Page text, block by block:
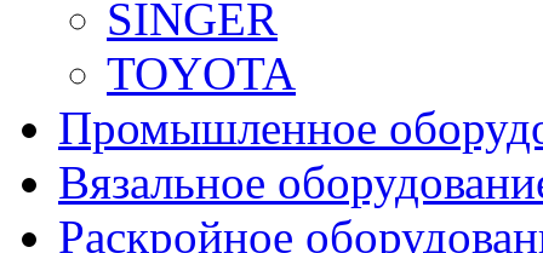
SINGER
TOYOTA
Промышленное
Вязальное
Раскройное